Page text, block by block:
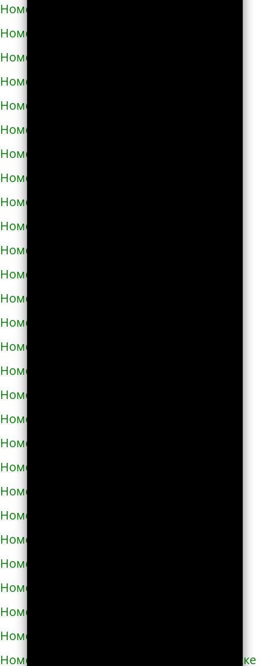
Номера телефонов такси в Токмаке
Номера телефонов такси в Тростянце
Номера телефонов такси в Трускавце
Номера телефонов такси в Тульчине
Номера телефонов такси в Ужгороде
Номера телефонов такси в Узине
Номера телефонов такси в Украинке
Номера телефонов такси в Умани
Номера телефонов такси в Фастове
Номера телефонов такси в Харькове
Номера телефонов такси в Херсоне
Номера телефонов такси в Хмельнике
Номера телефонов такси в Хмельницком
Номера телефонов такси в Хороле
Номера телефонов такси в Христиновке
Номера телефонов такси в Хусте
Номера телефонов такси в Червонограде
Номера телефонов такси в Черкассах
Номера телефонов такси в Чернигове
Номера телефонов такси в Черновцах
Номера телефонов такси в Черноморске
Номера телефонов такси в Чорткове
Номера телефонов такси в Чугуеве
Номера телефонов такси в Шепетовке
Номера телефонов такси в Шостке
Номера телефонов такси в Шполе
Номера телефонов такси в Энергодаре
Номера телефонов такси в Южноукраинске